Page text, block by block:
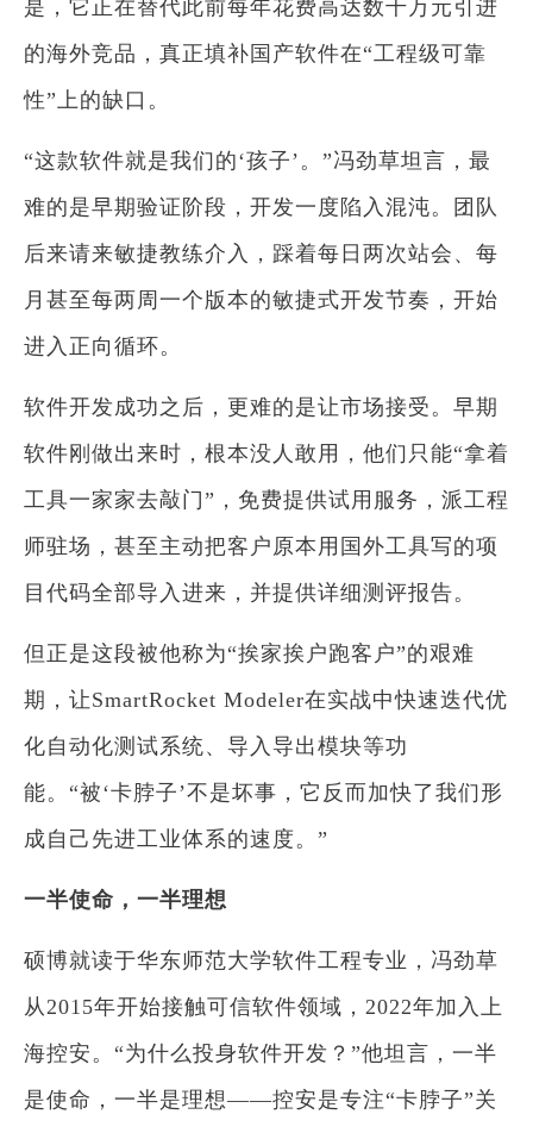
是，它正在替代此前每年花费高达数千万元引进
的海外竞品，真正填补国产软件在“工程级可靠
性”上的缺口。
“这款软件就是我们的‘孩子’。”冯劲草坦言，最
难的是早期验证阶段，开发一度陷入混沌。团队
后来请来敏捷教练介入，踩着每日两次站会、每
月甚至每两周一个版本的敏捷式开发节奏，开始
进入正向循环。
软件开发成功之后，更难的是让市场接受。早期
软件刚做出来时，根本没人敢用，他们只能“拿着
工具一家家去敲门”，免费提供试用服务，派工程
师驻场，甚至主动把客户原本用国外工具写的项
目代码全部导入进来，并提供详细测评报告。
但正是这段被他称为“挨家挨户跑客户”的艰难
期，让SmartRocket Modeler在实战中快速迭代优
化自动化测试系统、导入导出模块等功
能。“被‘卡脖子’不是坏事，它反而加快了我们形
成自己先进工业体系的速度。”
一半使命，一半理想
硕博就读于华东师范大学软件工程专业，冯劲草
从2015年开始接触可信软件领域，2022年加入上
海控安。“为什么投身软件开发？”他坦言，一半
是使命，一半是理想——控安是专注“卡脖子”关